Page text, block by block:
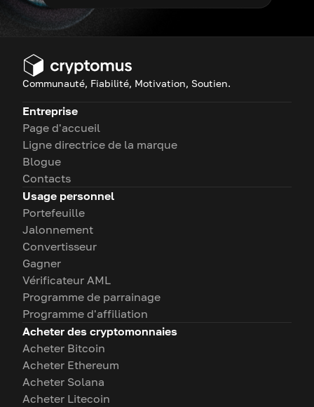
Communauté, Fiabilité, Motivation, Soutien.
Entreprise
Page d'accueil
Ligne directrice de la marque
Blogue
Contacts
Usage personnel
Portefeuille
Jalonnement
Convertisseur
Gagner
Vérificateur AML
Programme de parrainage
Programme d'affiliation
Acheter des cryptomonnaies
Acheter Bitcoin
Acheter Ethereum
Acheter Solana
Acheter Litecoin